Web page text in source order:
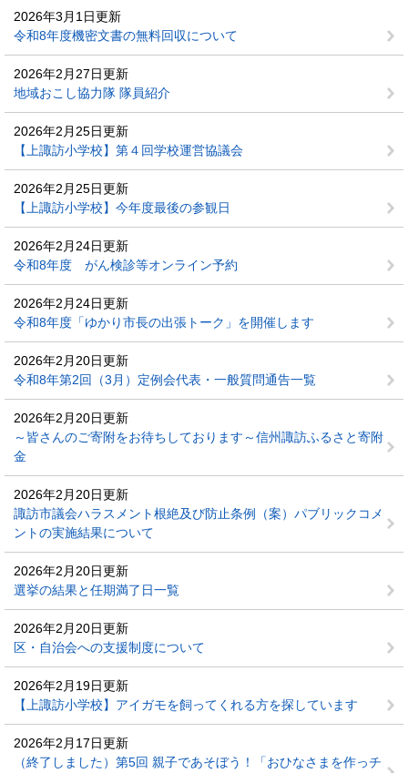
2026年3月1日更新
令和8年度機密文書の無料回収について
2026年2月27日更新
地域おこし協力隊 隊員紹介
2026年2月25日更新
【上諏訪小学校】第４回学校運営協議会
2026年2月25日更新
【上諏訪小学校】今年度最後の参観日
2026年2月24日更新
令和8年度 がん検診等オンライン予約
2026年2月24日更新
令和8年度「ゆかり市長の出張トーク」を開催します
2026年2月20日更新
令和8年第2回（3月）定例会代表・一般質問通告一覧
2026年2月20日更新
～皆さんのご寄附をお待ちしております～信州諏訪ふるさと寄附
金
2026年2月20日更新
諏訪市議会ハラスメント根絶及び防止条例（案）パブリックコメ
ントの実施結果について
2026年2月20日更新
選挙の結果と任期満了日一覧
2026年2月20日更新
区・自治会への支援制度について
2026年2月19日更新
【上諏訪小学校】アイガモを飼ってくれる方を探しています
2026年2月17日更新
（終了しました）第5回 親子であそぼう！「おひなさまを作っチ